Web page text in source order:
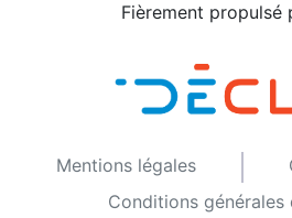
Fièrement propulsé
Mentions légales
Conditions